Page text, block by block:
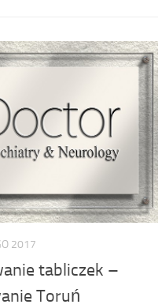
2017
tabliczek –
Toruń